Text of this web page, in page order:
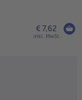
€ 7,62
inkl. MwSt.